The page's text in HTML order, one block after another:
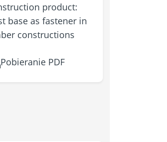
product:
base as fastener in
constructions
Pobieranie PDF